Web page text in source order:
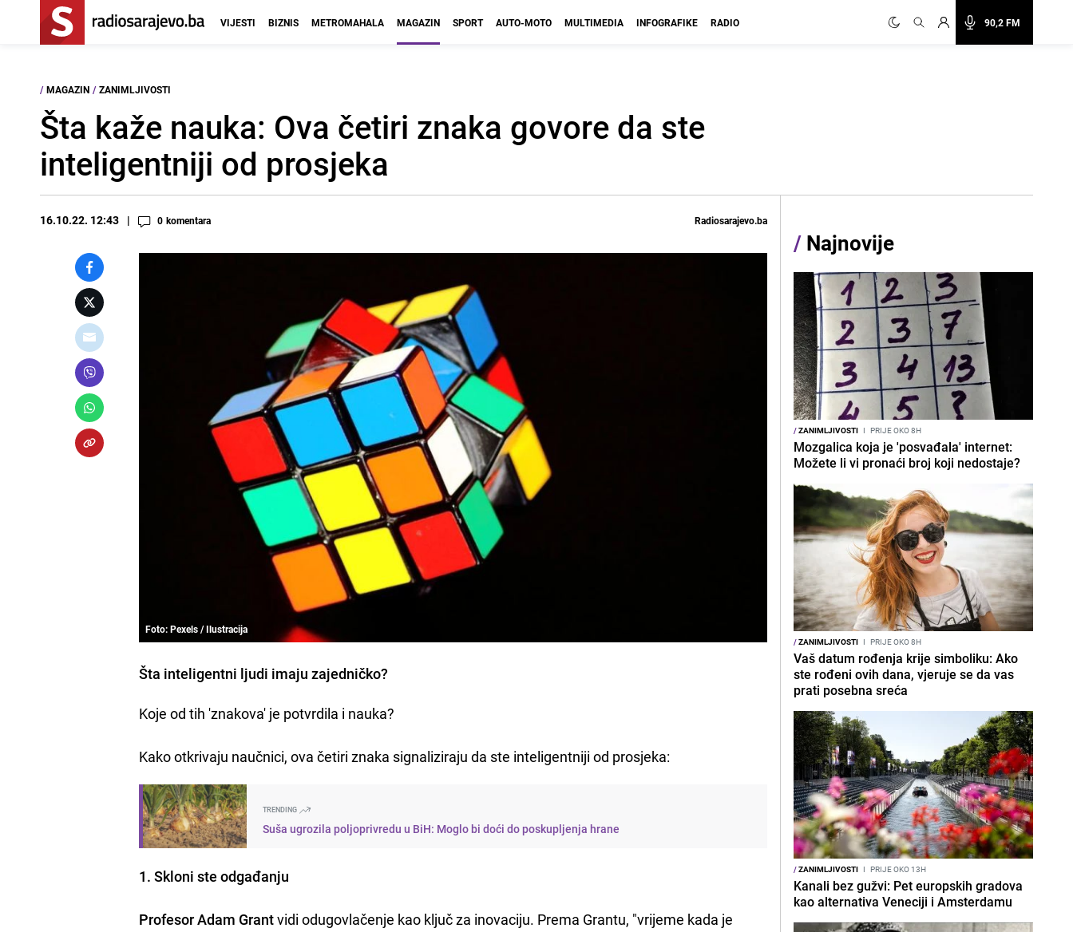
90,2 FM
VIJESTI BIZNIS METROMAHALA MAGAZIN SPORT AUTO-MOTO MULTIMEDIA INFOGRAFIKE RADIO
/ MAGAZIN / ZANIMLJIVOSTI
Šta kaže nauka: Ova četiri znaka govore da ste
inteligentniji od prosjeka
16.10.22. 12:43 0 komentara Radiosarajevo.ba
Foto: Pexels / Ilustracija
Šta inteligentni ljudi imaju zajedničko?
Koje od tih 'znakova' je potvrdila i nauka?
Kako otkrivaju naučnici, ova četiri znaka signaliziraju da ste inteligentniji od prosjeka:
TRENDING
Suša ugrozila poljoprivredu u BiH: Moglo bi doći do poskupljenja hrane
1. Skloni ste odgađanju
Profesor Adam Grantvidi odugovlačenje kao ključ za inovaciju. Prema Grantu, "vrijeme kada je
/ Najnovije
/ZANIMLJIVOSTI I PRIJE OKO 8H
Mozgalica koja je 'posvađala' internet:
Možete li vi pronaći broj koji nedostaje?
/ZANIMLJIVOSTI I PRIJE OKO 8H
Vaš datum rođenja krije simboliku: Ako
ste rođeni ovih dana, vjeruje se da vas
prati posebna sreća
/ZANIMLJIVOSTI I PRIJE OKO 13H
Kanali bez gužvi: Pet europskih gradova
kao alternativa Veneciji i Amsterdamu